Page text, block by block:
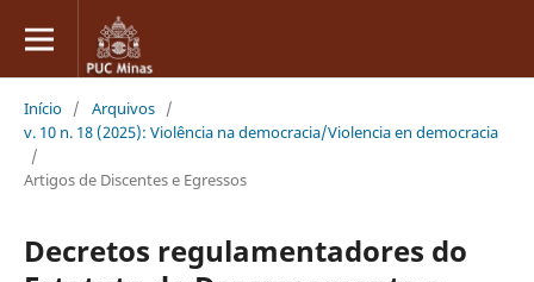
Início / Arquivos /
v. 10 n. 18 (2025): Violência na democracia/Violencia en democracia
/
Artigos de Discentes e Egressos
Decretos regulamentadores do